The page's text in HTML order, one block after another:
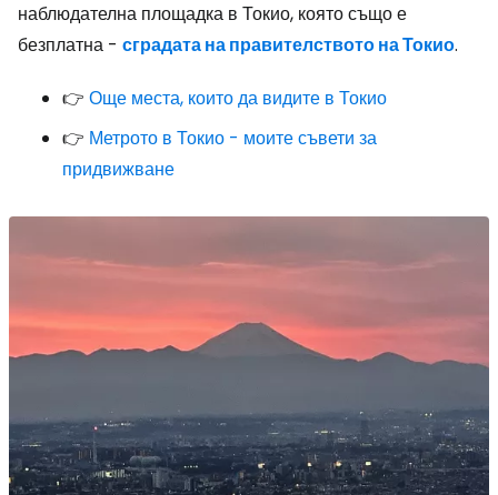
наблюдателна площадка в Токио, която също е
безплатна - сградата на правителството на Токио.
👉 Още места, които да видите в Токио
👉 Метрото в Токио - моите съвети за
придвижване